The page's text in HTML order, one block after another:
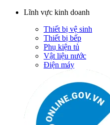
Lĩnh vực kinh doanh
Thiết bị vệ sinh
Thiết bị bếp
Phụ kiện tủ
Vật liệu nước
Điện máy